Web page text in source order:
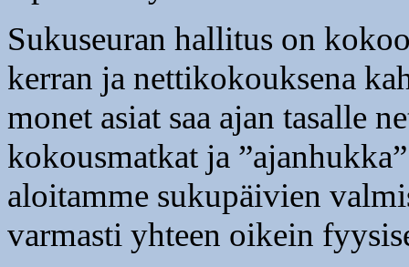
Sukuseuran hallitus on
kerran ja nettikokouksena
monet asiat saa ajan tasalle
kokousmatkat ja
aloitamme sukupäivien
varmasti yhteen oikein